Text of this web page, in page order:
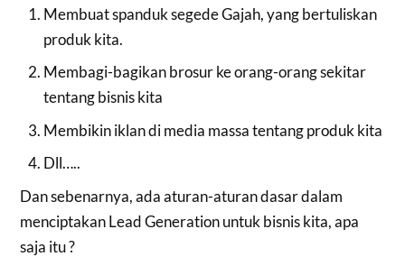
Membuat spanduk segede Gajah, yang bertuliskan
produk kita.
Membagi-bagikan brosur ke orang-orang sekitar
tentang bisnis kita
Membikin iklan di media massa tentang produk kita
Dll…..
Dan sebenarnya, ada aturan-aturan dasar dalam
menciptakan Lead Generation untuk bisnis kita, apa
saja itu ?